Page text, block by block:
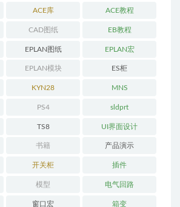
ACE库 ACE教程
CAD图纸 EB教程
EPLAN图纸 EPLAN宏
EPLAN模块 ES柜
KYN28 MNS
PS4 sldprt
TS8 UI界面设计
书籍 产品演示
开关柜 插件
模型 电气回路
窗口宏 箱变